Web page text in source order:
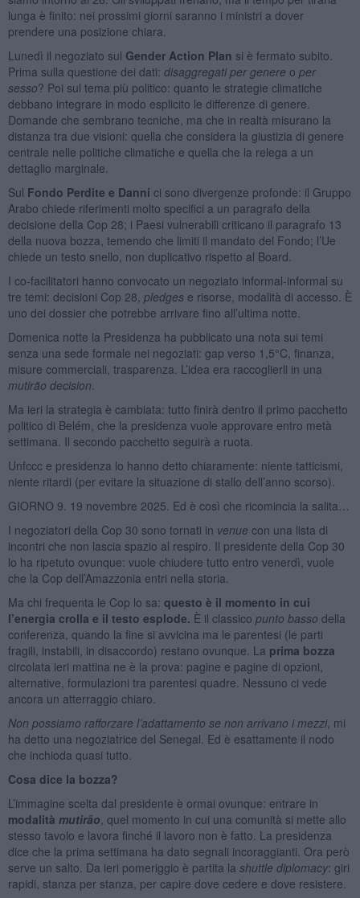
lunga è finito: nei prossimi giorni saranno i ministri a dover
prendere una posizione chiara.
Lunedì il negoziato sul Gender Action Plan si è fermato subito.
Prima sulla questione dei dati: disaggregati per genere o per
sesso? Poi sul tema più politico: quanto le strategie climatiche
debbano integrare in modo esplicito le differenze di genere.
Domande che sembrano tecniche, ma che in realtà misurano la
distanza tra due visioni: quella che considera la giustizia di genere
centrale nelle politiche climatiche e quella che la relega a un
dettaglio marginale.
Sul Fondo Perdite e Danni ci sono divergenze profonde: il Gruppo
Arabo chiede riferimenti molto specifici a un paragrafo della
decisione della Cop 28; i Paesi vulnerabili criticano il paragrafo 13
della nuova bozza, temendo che limiti il mandato del Fondo; l’Ue
chiede un testo snello, non duplicativo rispetto al Board.
I co-facilitatori hanno convocato un negoziato informal-informal su
tre temi: decisioni Cop 28, pledges e risorse, modalità di accesso. È
uno dei dossier che potrebbe arrivare fino all’ultima notte.
Domenica notte la Presidenza ha pubblicato una nota sui temi
senza una sede formale nei negoziati: gap verso 1,5°C, finanza,
misure commerciali, trasparenza. L’idea era raccoglierli in una
mutirão decision
Ma ieri la strategia è cambiata: tutto finirà dentro il primo pacchetto
politico di Belém, che la presidenza vuole approvare entro metà
settimana. Il secondo pacchetto seguirà a ruota.
Unfccc e presidenza lo hanno detto chiaramente: niente tatticismi,
niente ritardi (per evitare la situazione di stallo dell’anno scorso).
GIORNO 9. 19 novembre 2025. Ed è così che ricomincia la salita…
I negoziatori della Cop 30 sono tornati in venue con una lista di
incontri che non lascia spazio al respiro. Il presidente della Cop 30
lo ha ripetuto ovunque: vuole chiudere tutto entro venerdì, vuole
che la Cop dell’Amazzonia entri nella storia.
Ma chi frequenta le Cop lo sa: questo è il momento in cui
l’energia crolla e il testo esplode. È il classico punto basso della
conferenza, quando la fine si avvicina ma le parentesi (le parti
fragili, instabili, in disaccordo) restano ovunque. La prima bozza
circolata ieri mattina ne è la prova: pagine e pagine di opzioni,
alternative, formulazioni tra parentesi quadre. Nessuno ci vede
ancora un atterraggio chiaro.
Non possiamo rafforzare l’adattamento se non arrivano i mezzi, mi
ha detto una negoziatrice del Senegal. Ed è esattamente il nodo
che inchioda quasi tutto.
Cosa dice la bozza?
L’immagine scelta dal presidente è ormai ovunque: entrare in
modalità mutirão , quel momento in cui una comunità si mette allo
stesso tavolo e lavora finché il lavoro non è fatto. La presidenza
dice che la prima settimana ha dato segnali incoraggianti. Ora però
serve un salto. Da ieri pomeriggio è partita la shuttle diplomacy: giri
rapidi, stanza per stanza, per capire dove cedere e dove resistere.